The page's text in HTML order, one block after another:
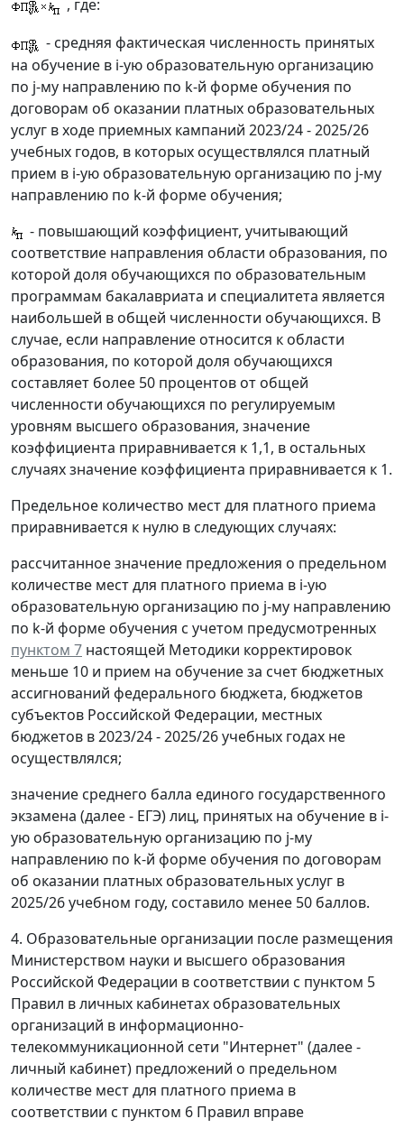
, где:
- средняя фактическая численность принятых
на обучение в i-ую образовательную организацию
по j-му направлению по k-й форме обучения по
договорам об оказании платных образовательных
услуг в ходе приемных кампаний 2023/24 - 2025/26
учебных годов, в которых осуществлялся платный
прием в i-ую образовательную организацию по j-му
направлению по k-й форме обучения;
- повышающий коэффициент, учитывающий
соответствие направления области образования, по
которой доля обучающихся по образовательным
программам бакалавриата и специалитета является
наибольшей в общей численности обучающихся. В
случае, если направление относится к области
образования, по которой доля обучающихся
составляет более 50 процентов от общей
численности обучающихся по регулируемым
уровням высшего образования, значение
коэффициента приравнивается к 1,1, в остальных
случаях значение коэффициента приравнивается к 1.
Предельное количество мест для платного приема
приравнивается к нулю в следующих случаях:
рассчитанное значение предложения о предельном
количестве мест для платного приема в i-ую
образовательную организацию по j-му направлению
по k-й форме обучения с учетом предусмотренных
пунктом 7 настоящей Методики корректировок
меньше 10 и прием на обучение за счет бюджетных
ассигнований федерального бюджета, бюджетов
субъектов Российской Федерации, местных
бюджетов в 2023/24 - 2025/26 учебных годах не
осуществлялся;
значение среднего балла единого государственного
экзамена (далее - ЕГЭ) лиц, принятых на обучение в i-
ую образовательную организацию по j-му
направлению по k-й форме обучения по договорам
об оказании платных образовательных услуг в
2025/26 учебном году, составило менее 50 баллов.
4. Образовательные организации после размещения
Министерством науки и высшего образования
Российской Федерации в соответствии с пунктом 5
Правил в личных кабинетах образовательных
организаций в информационно-
телекоммуникационной сети "Интернет" (далее -
личный кабинет) предложений о предельном
количестве мест для платного приема в
соответствии с пунктом 6 Правил вправе